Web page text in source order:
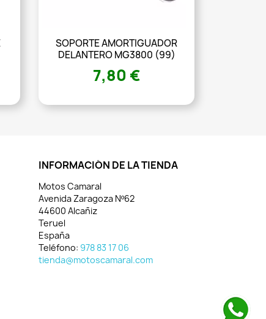
SOPORTE AMORTIGUADOR
DELANTERO MG3800 (99)
7,80 €
INFORMACIÓN DE LA TIENDA
Motos Camaral
Avenida Zaragoza Nº62
44600 Alcañiz
Teruel
España
Teléfono: 978 83 17 06
tienda@motoscamaral.com